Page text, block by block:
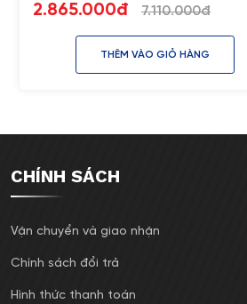
2.865.000đ 7.110.000đ
THÊM VÀO GIỎ HÀNG
CHÍNH SÁCH
Vận chuyển và giao nhận
Chính sách đổi trả
Hình thức thanh toán